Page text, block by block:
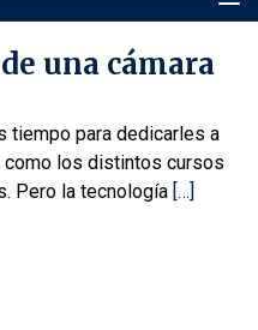
una cámara
tiempo para dedicarles a
los distintos cursos
Pero la tecnología […]